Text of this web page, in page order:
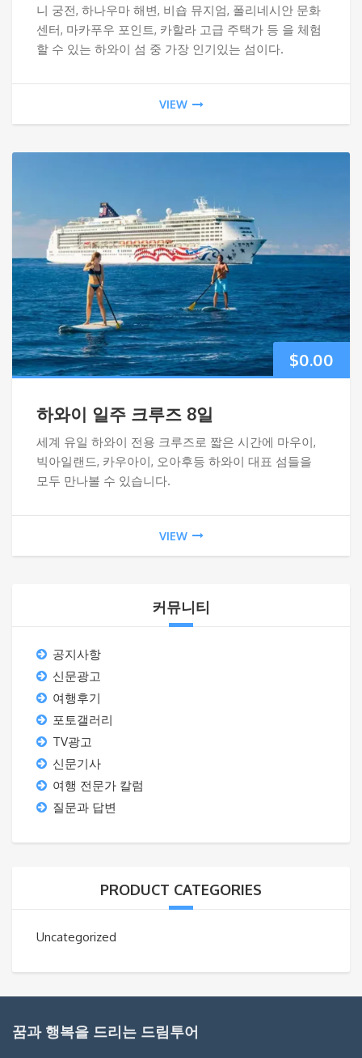
니 궁전, 하나우마 해변, 비숍 뮤지엄, 폴리네시안 문화
센터, 마카푸우 포인트, 카할라 고급 주택가 등 을 체험
할 수 있는 하와이 섬 중 가장 인기있는 섬이다.
VIEW
$0.00
하와이 일주 크루즈 8일
세계 유일 하와이 전용 크루즈로 짧은 시간에 마우이,
빅아일랜드, 카우아이, 오아후등 하와이 대표 섬들을
모두 만나볼 수 있습니다.
VIEW
커뮤니티
공지사항
신문광고
여행후기
포토갤러리
TV광고
신문기사
여행 전문가 칼럼
질문과 답변
PRODUCT CATEGORIES
Uncategorized
꿈과 행복을 드리는 드림투어